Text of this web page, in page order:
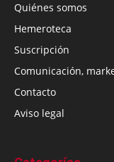
Quiénes somos
Hemeroteca
Suscripción
Comunicación,
Contacto
Aviso legal